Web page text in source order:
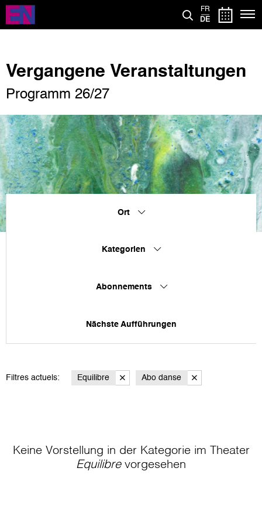
Direkt
zum
Inhalt
FR
DE
Vergangene Veranstaltungen
Programm 26/27
Ort
Kategorien
Abonnements
Nächste Aufführungen
Filtres actuels: Equilibre Abo danse
Keine Vorstellung in der Kategorie im Theater
Equilibrevorgesehen